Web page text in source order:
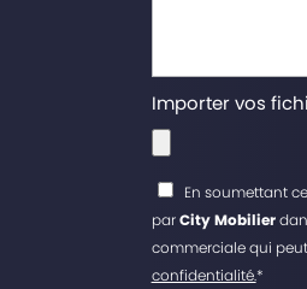
Importer vos
En soumettant
parCity Mobilier
commerciale qui
confidentialité.*